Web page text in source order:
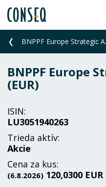
BNPPF Europe
(EUR)
ISIN:
LU3051940263
Trieda aktív:
Akcie
Cena za kus:
(6.8.2026) 120,0300 EUR